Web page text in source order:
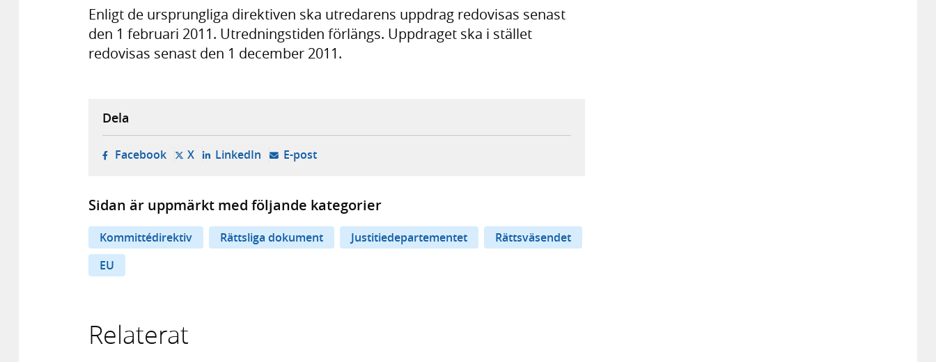
Enligt de ursprungliga direktiven ska utredarens uppdrag redovisas senast
den 1 februari 2011. Utredningstiden förlängs. Uppdraget ska i stället
redovisas senast den 1 december 2011.
Dela
Facebook- öppnas i ny flik, extern webbplats,
X- öppnas i ny flik, extern webbplats,
LinkedIn- öppnas i ny flik, extern webbplats,
E-post- öppnar din e-postklient,
Sidan är uppmärkt med följande kategorier
Kommittédirektiv Rättsliga dokument Justitiedepartementet
Rättsväsendet
EU
Relaterat